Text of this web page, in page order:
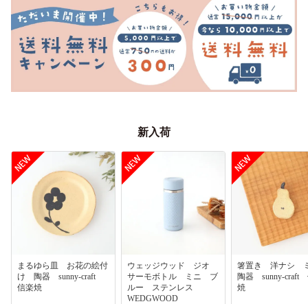
新入荷
まるゆら皿 お花の絵付
け 陶器 sunny-craft
信楽焼
ウェッジウッド ジオ
サーモボトル ミニ ブ
ルー ステンレス
WEDGWOOD
箸置き 洋ナシ
陶器 sunny-craft
焼